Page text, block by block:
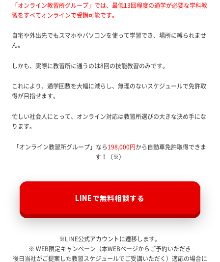
「オンライン教習所グループ」では、最低13回程度の通学が必要な学科教
習をすべてオンラインで受講可能です。
自宅や外出先でもスマホやパソコンを使って学習でき、場所に縛られませ
ん。
しかも、実際に教習所に通うのは8回の技能教習のみです。
これにより、通学回数を大幅に減らし、無理のないスケジュールで免許取
得が目指せます。
忙しい社会人にとって、オンライン対応は教習所選びの大きな決め手にな
ります。
「オンライン教習所グループ」なら198,000円から自動車免許取得できま
す！（※）
LINEで無料相談する
※LINE公式アカウントに遷移します。
※ WEB限定キャンペーン（本WEBページからご予約いただき
後日当社がご提案した教習スケジュールでご受講いただく）適応の場合に